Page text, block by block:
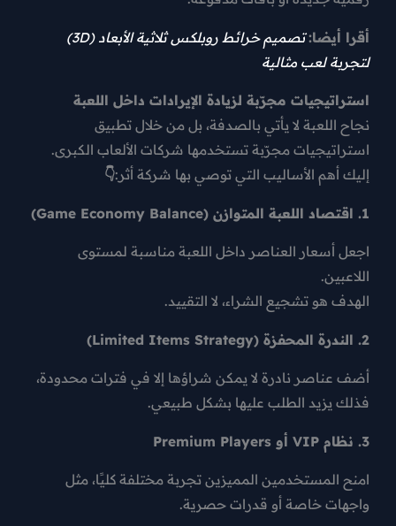
أقرا أيضا:
تصميم خرائط روبلكس ثلاثية الأبعاد (3D)
لتجربة لعب مثالية
استراتيجيات مجرّبة لزيادة الإيرادات داخل اللعبة
نجاح اللعبة لا يأتي بالصدفة، بل من خلال تطبيق
استراتيجيات مجرّبة تستخدمها شركات الألعاب الكبرى.
إليك أهم الأساليب التي توصي بها شركة أثر:👇
1. اقتصاد اللعبة المتوازن (Game Economy Balance)
اجعل أسعار العناصر داخل اللعبة مناسبة لمستوى
اللاعبين.
الهدف هو تشجيع الشراء، لا التقييد.
2. الندرة المحفزة (Limited Items Strategy)
أضف عناصر نادرة لا يمكن شراؤها إلا في فترات محدودة،
فذلك يزيد الطلب عليها بشكل طبيعي.
3. نظام VIP أو Premium Players
امنح المستخدمين المميزين تجربة مختلفة كليًا، مثل
واجهات خاصة أو قدرات حصرية.